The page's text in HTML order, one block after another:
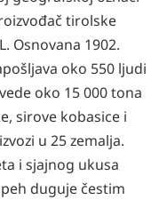
tirolske
Osnovana 1902.
oko 550 ljudi
oko 15 000 tona
sirove kobasice i
u 25 zemalja.
i sjajnog ukusa
duguje čestim